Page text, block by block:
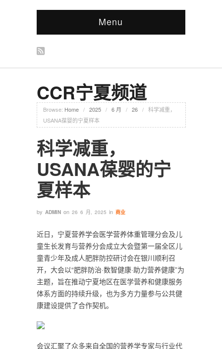
Menu
CCR宁夏频道
Browse: Home / 2025 / 6 月 / 26 / 科学减重，
USANA葆婴的宁夏样本
科学减重，
USANA葆婴的宁
夏样本
by ADMIN on 26 6 月, 2025 in 商业
近日，宁夏营养学会医学营养体重管理分会及儿
童生长发育与营养分会成立大会暨第一届全区儿
童青少年及成人肥胖防控研讨会在银川顺利召
开，大会以“肥胖防治·数智健康·助力营养健康”为
主题，旨在推动宁夏地区在医学营养和健康服务
体系方面的持续升级，也为多方力量参与公共健
康建设提供了合作契机。
会议汇聚了众多来自全国的营养学专家与行业代